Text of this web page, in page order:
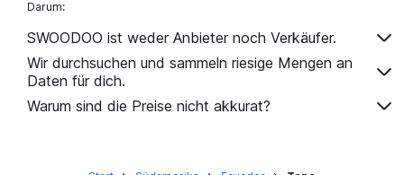
Darum:
SWOODOO ist weder Anbieter noch Verkäufer.
Wir durchsuchen und sammeln riesige Mengen an
Daten für dich.
Warum sind die Preise nicht akkurat?